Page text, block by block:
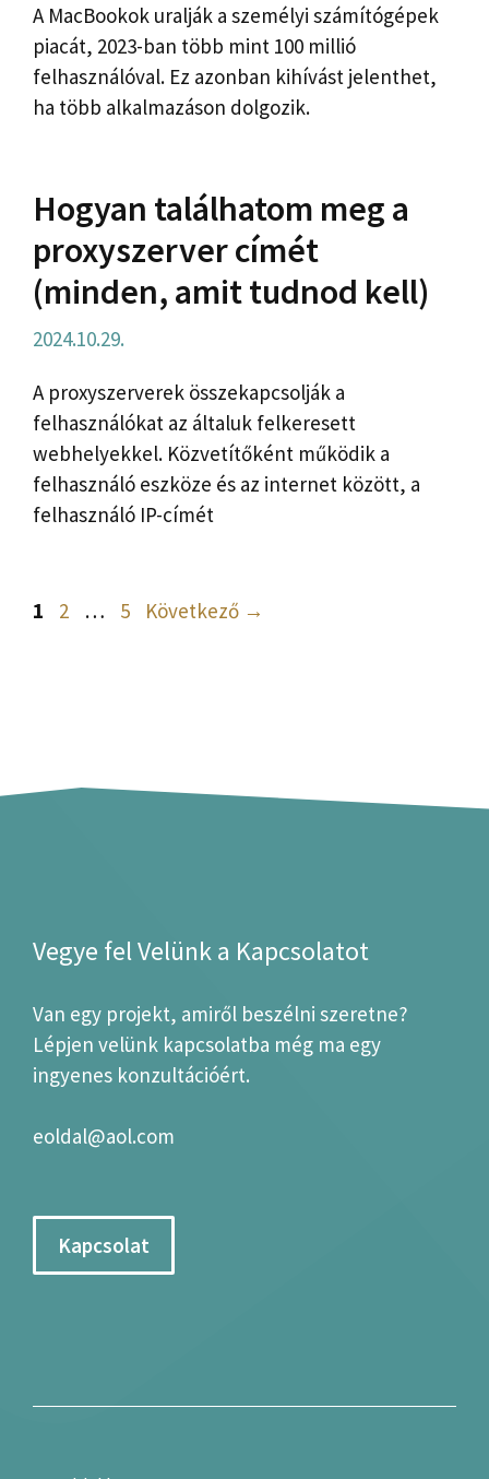
A MacBookok uralják a személyi számítógépek
piacát, 2023-ban több mint 100 millió
felhasználóval. Ez azonban kihívást jelenthet,
ha több alkalmazáson dolgozik.
Hogyan találhatom meg a
proxyszerver címét
(minden, amit tudnod kell)
2024.10.29.
A proxyszerverek összekapcsolják a
felhasználókat az általuk felkeresett
webhelyekkel. Közvetítőként működik a
felhasználó eszköze és az internet között, a
felhasználó IP-címét
Oldal
1 Oldal
2 … Oldal
5 Következő →
Vegye fel Velünk a Kapcsolatot
Van egy projekt, amiről beszélni szeretne?
Lépjen velünk kapcsolatba még ma egy
ingyenes konzultációért.
eoldal@aol.com
Kapcsolat